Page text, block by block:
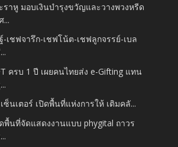
าหู มอบเงินบำรุงขวัญและวางพวงหรีด
...
-เชฟจารึก-เชฟโน้ต-เชฟลูกจรรย์-เบล
ครบ 1 ปี เผยคนไทยส่ง e-Gifting แทน
ซ็นเตอร์ เปิดพื้นที่แห่งการให้ เติมคลั...
พื้นที่จัดแสดงงานแบบ phygital ถาวร